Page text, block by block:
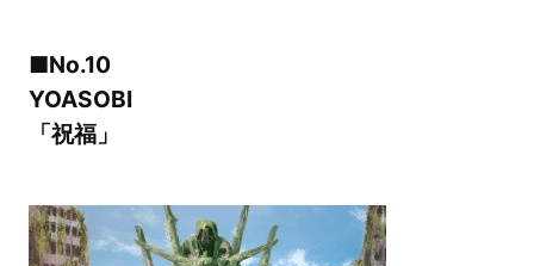
■No.10
YOASOBI
「祝福」